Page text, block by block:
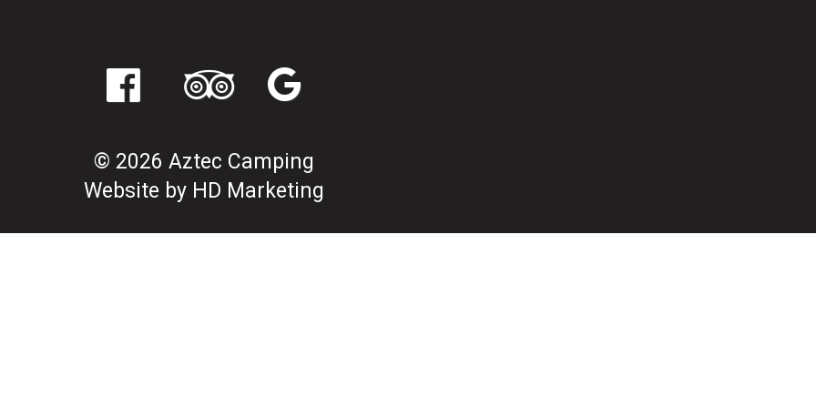
© 2026 Aztec Camping
Website by HD Marketing